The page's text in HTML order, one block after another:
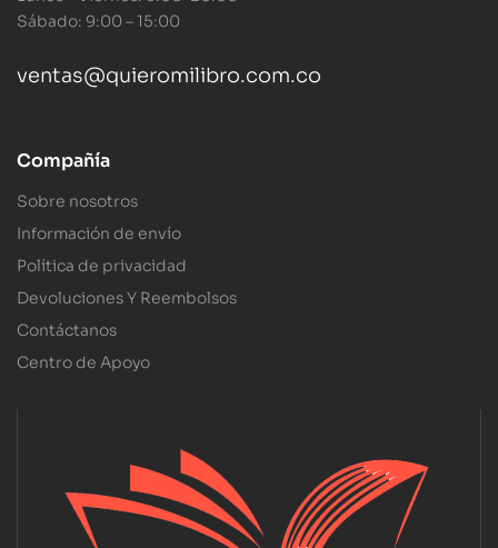
Sábado: 9:00 – 15:00
ventas@quieromilibro.com.co
Compañía
Sobre nosotros
Información de envío
Política de privacidad
Devoluciones Y Reembolsos
Contáctanos
Centro de Apoyo